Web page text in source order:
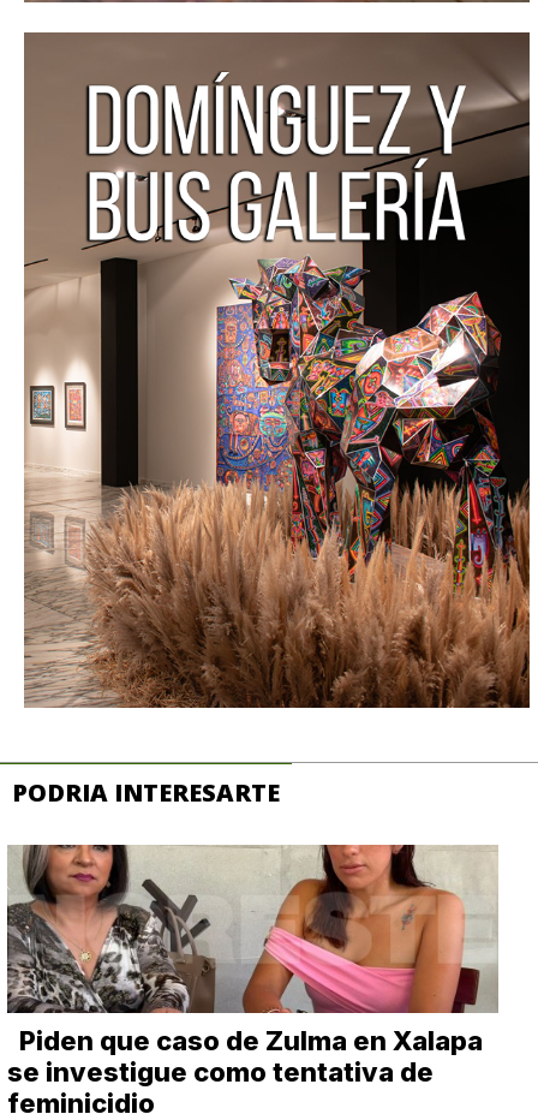
PODRIA INTERESARTE
Piden que caso de Zulma en Xalapa
se investigue como tentativa de
feminicidio